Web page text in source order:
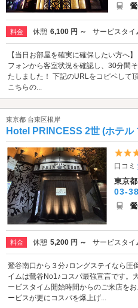
料金 休憩 6,100 円 ～ サービスタイ
【当日お部屋を確実に確保したい方へ
フォンから客室状況を確認し、30分間
たしました！ 下記のURLをコピペして
こちらの...
東京都 台東区根岸
Hotel PRINCESS 2世 (ホテル
口コミ
東京
03-
料金 休憩 5,200 円 ～ サービスタイ
鶯谷南口から３分♪ロングステイなら圧
イムは鶯谷No1♪コスパ最強宣言です。
ービスタイム開始時間からのご来店を
ービスが更にコスパを爆上げ...